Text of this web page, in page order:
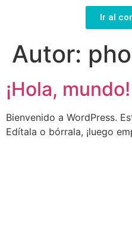
Ir al
Autor:
¡Hola, mundo!
Bienvenido a WordPress.
Edítala o bórrala, ¡luego